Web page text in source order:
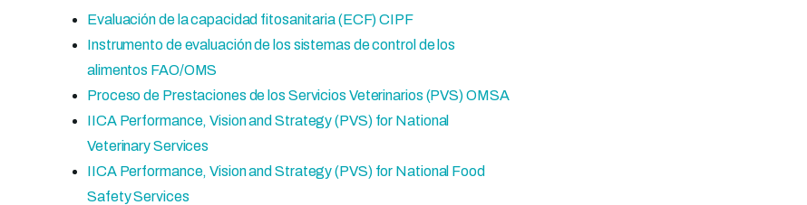
Evaluación de la capacidad fitosanitaria (ECF) CIPF
Instrumento de evaluación de los sistemas de control de los
alimentos FAO/OMS
Proceso de Prestaciones de los Servicios Veterinarios (PVS) OMSA
IICA Performance, Vision and Strategy (PVS) for National
Veterinary Services
IICA Performance, Vision and Strategy (PVS) for National Food
Safety Services